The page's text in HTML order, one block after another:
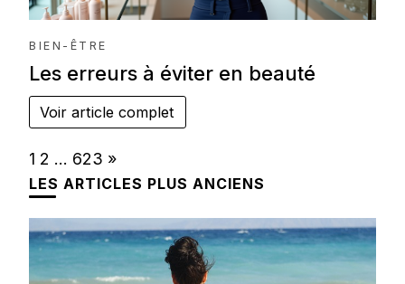
BIEN-ÊTRE
Les erreurs à éviter en beauté
Voir article complet
Page:
1 2 … 623 Next
»
LES ARTICLES PLUS ANCIENS